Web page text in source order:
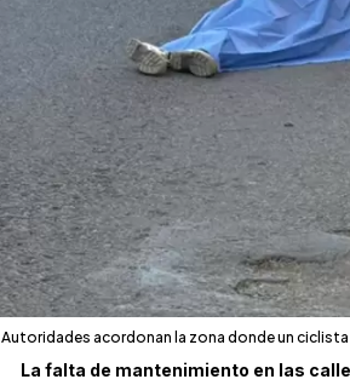
Autoridades acordonan la zona donde un ciclista
La falta de mantenimiento en las